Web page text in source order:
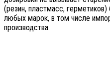
(резин, пластмасс, герметиков)
любых марок, в том числе
производства.